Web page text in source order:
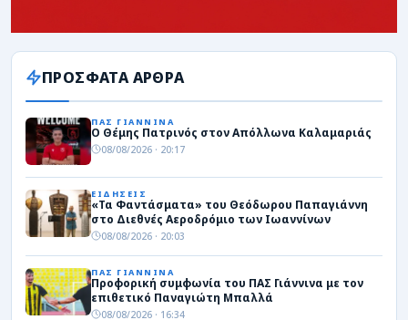
ΠΡΟΣΦΑΤΑ ΑΡΘΡΑ
ΠΑΣ ΓΙΑΝΝΙΝΑ
Ο Θέμης Πατρινός στον Απόλλωνα Καλαμαριάς
08/08/2026 · 20:17
ΕΙΔΗΣΕΙΣ
«Τα Φαντάσματα» του Θεόδωρου Παπαγιάννη
στο Διεθνές Αεροδρόμιο των Ιωαννίνων
08/08/2026 · 20:03
ΠΑΣ ΓΙΑΝΝΙΝΑ
Προφορική συμφωνία του ΠΑΣ Γιάννινα με τον
επιθετικό Παναγιώτη Μπαλλά
08/08/2026 · 16:34